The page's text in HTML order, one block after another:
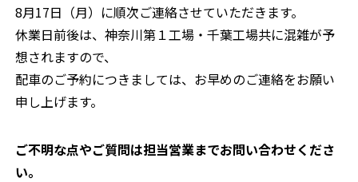
8月17日（月）に順次ご連絡させていただきます。
休業日前後は、神奈川第１工場・千葉工場共に混雑が予
想されますので、
配車のご予約につきましては、お早めのご連絡をお願い
申し上げます。
ご不明な点やご質問は担当営業までお問い合わせくださ
い。